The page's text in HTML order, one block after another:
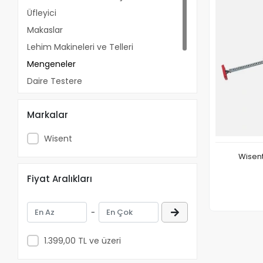
Üfleyici
Makaslar
Lehim Makineleri ve Telleri
Mengeneler
Daire Testere
İşkenceler
Markalar
Wisent
Fiyat Aralıkları
-
1.399,00 TL ve üzeri